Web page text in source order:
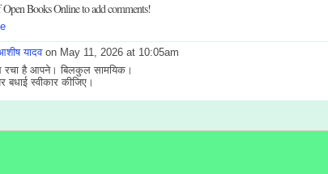
Books Online to add comments!
यादवon May 11, 2026 at 10:05am
रचा है आपने। बिलकुल सामयिक।
बधाई स्वीकार कीजिए।